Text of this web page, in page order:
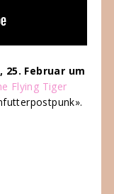
25. Februar um
Flying Tiger